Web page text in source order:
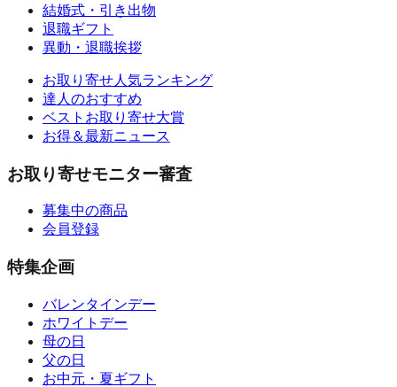
結婚式・引き出物
退職ギフト
異動・退職挨拶
お取り寄せ人気ランキング
達人のおすすめ
ベストお取り寄せ大賞
お得＆最新ニュース
お取り寄せモニター審査
募集中の商品
会員登録
特集企画
バレンタインデー
ホワイトデー
母の日
父の日
お中元・夏ギフト